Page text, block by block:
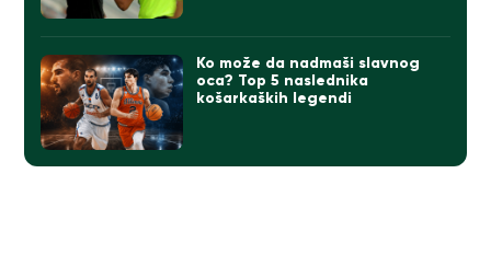
Ko može da nadmaši slavnog
oca? Top 5 naslednika
košarkaških legendi